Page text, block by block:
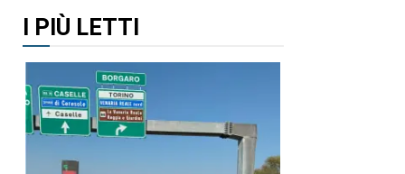
I PIÙ LETTI